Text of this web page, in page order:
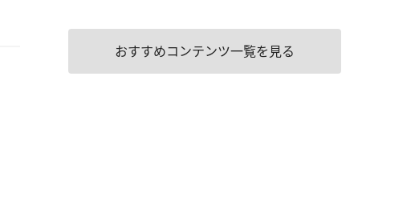
おすすめコンテンツ一覧を見る